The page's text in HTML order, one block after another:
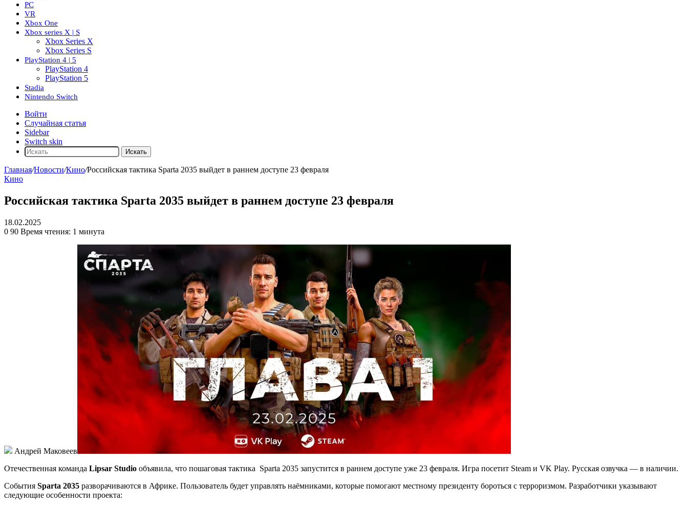
PC
VR
Xbox One
Xbox series X | S
Xbox Series X
Xbox Series S
PlayStation 4 | 5
PlayStation 4
PlayStation 5
Stadia
Nintendo Switch
Войти
Случайная статья
Sidebar
Switch skin
Искать
Главная/Новости/Кино/Российская тактика Sparta 2035 выйдет в раннем доступе 23 февраля
Кино
Российская тактика Sparta 2035 выйдет в раннем доступе 23 февраля
18.02.2025
0 90 Время чтения: 1 минута
Андрей Маковеев
Отечественная команда Lipsar Studio объявила, что пошаговая тактика Sparta 2035 запустится в раннем доступе уже 23 февраля. Игра посетит Steam и VK Play. Русская озвучка — в наличии.
События Sparta 2035 разворачиваются в Африке. Пользователь будет управлять наёмниками, которые помогают местному президенту бороться с терроризмом. Разработчики указывают
следующие особенности проекта: